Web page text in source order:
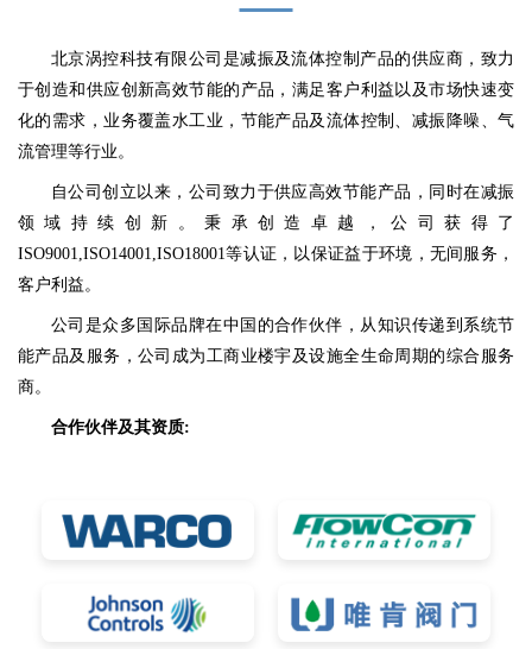
北京涡控科技有限公司是减振及流体控制产品的供应商，致力
于创造和供应创新高效节能的产品，满足客户利益以及市场快速变
化的需求，业务覆盖水工业，节能产品及流体控制、减振降噪、气
流管理等行业。
自公司创立以来，公司致力于供应高效节能产品，同时在减振
领域持续创新。秉承创造卓越，公司获得了
ISO9001,ISO14001,ISO18001等认证，以保证益于环境，无间服务，
客户利益。
公司是众多国际品牌在中国的合作伙伴，从知识传递到系统节
能产品及服务，公司成为工商业楼宇及设施全生命周期的综合服务
商。
合作伙伴及其资质: